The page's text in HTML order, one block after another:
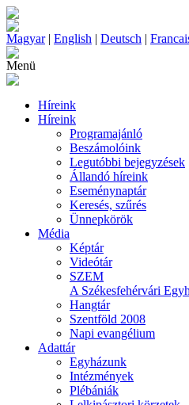
Magyar| English | Deutsch |
Menü
Híreink
Híreink
Programajánló
Beszámolóink
Legutóbbi bejegyzések
Állandó híreink
Eseménynaptár
Keresés, szűrés
Ünnepkörök
Média
Képtár
Videótár
SZEM
A Székesfehérvári
Hangtár
Szentföld 2008
Napi evangélium
Adattár
Egyházunk
Intézmények
Plébániák